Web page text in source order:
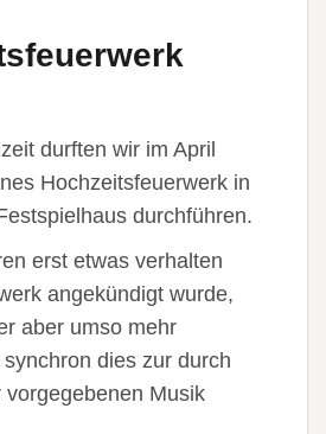
durften wir im April
Hochzeitsfeuerwerk in
durchführen.
erst etwas verhalten
angekündigt wurde,
aber umso mehr
dies zur durch
vorgegebenen Musik